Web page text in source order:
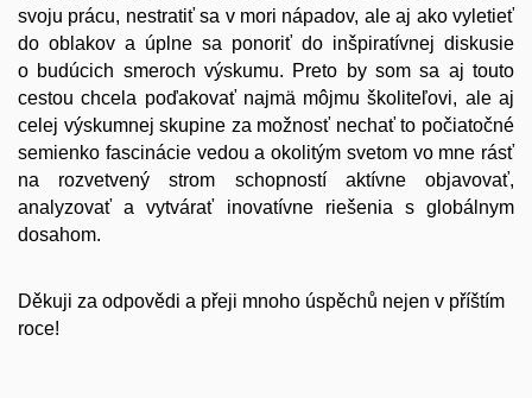
svoju prácu, nestratiť sa v mori nápadov, ale aj ako vyletieť
do oblakov a úplne sa ponoriť do inšpiratívnej diskusie
o budúcich smeroch výskumu. Preto by som sa aj touto
cestou chcela poďakovať najmä môjmu školiteľovi, ale aj
celej výskumnej skupine za možnosť nechať to počiatočné
semienko fascinácie vedou a okolitým svetom vo mne rásť
na rozvetvený strom schopností aktívne objavovať,
analyzovať a vytvárať inovatívne riešenia s globálnym
dosahom.
Děkuji za odpovědi a přeji mnoho úspěchů nejen v příštím
roce!